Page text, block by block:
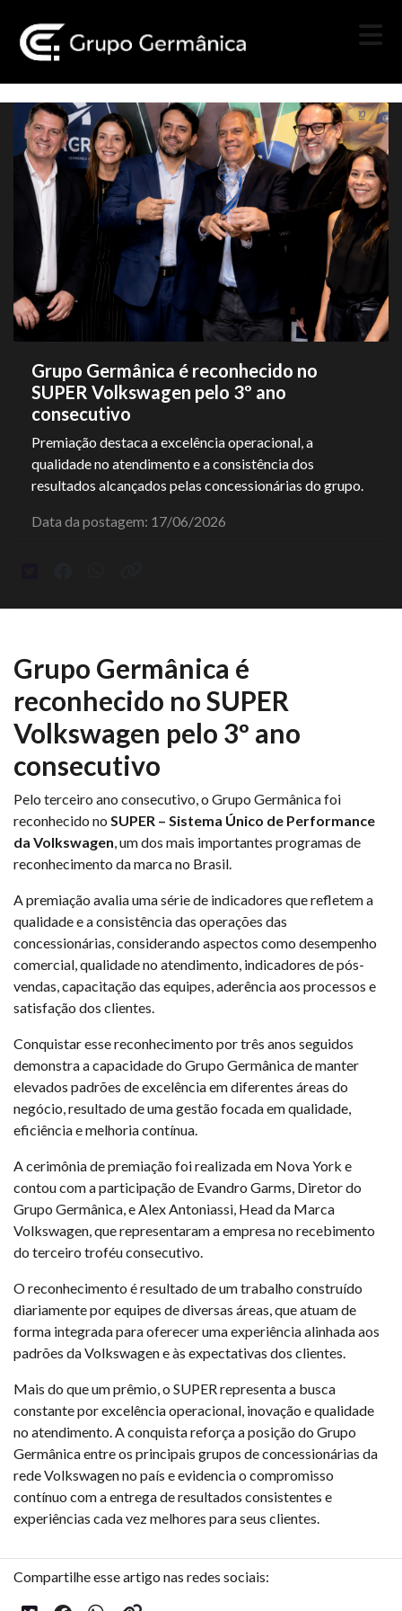
Grupo Germânica é reconhecido no
SUPER Volkswagen pelo 3º ano
consecutivo
Premiação destaca a excelência operacional, a
qualidade no atendimento e a consistência dos
resultados alcançados pelas concessionárias do grupo.
Data da postagem: 17/06/2026
Grupo Germânica é
reconhecido no SUPER
Volkswagen pelo 3º ano
consecutivo
Pelo terceiro ano consecutivo, o Grupo Germânica foi
reconhecido no SUPER – Sistema Único de Performance
da Volkswagen , um dos mais importantes programas de
reconhecimento da marca no Brasil.
A premiação avalia uma série de indicadores que refletem a
qualidade e a consistência das operações das
concessionárias, considerando aspectos como desempenho
comercial, qualidade no atendimento, indicadores de pós-
vendas, capacitação das equipes, aderência aos processos e
satisfação dos clientes.
Conquistar esse reconhecimento por três anos seguidos
demonstra a capacidade do Grupo Germânica de manter
elevados padrões de excelência em diferentes áreas do
negócio, resultado de uma gestão focada em qualidade,
eficiência e melhoria contínua.
A cerimônia de premiação foi realizada em Nova York e
contou com a participação de Evandro Garms, Diretor do
Grupo Germânica, e Alex Antoniassi, Head da Marca
Volkswagen, que representaram a empresa no recebimento
do terceiro troféu consecutivo.
O reconhecimento é resultado de um trabalho construído
diariamente por equipes de diversas áreas, que atuam de
forma integrada para oferecer uma experiência alinhada aos
padrões da Volkswagen e às expectativas dos clientes.
Mais do que um prêmio, o SUPER representa a busca
constante por excelência operacional, inovação e qualidade
no atendimento. A conquista reforça a posição do Grupo
Germânica entre os principais grupos de concessionárias da
rede Volkswagen no país e evidencia o compromisso
contínuo com a entrega de resultados consistentes e
experiências cada vez melhores para seus clientes.
Compartilhe esse artigo nas redes sociais: